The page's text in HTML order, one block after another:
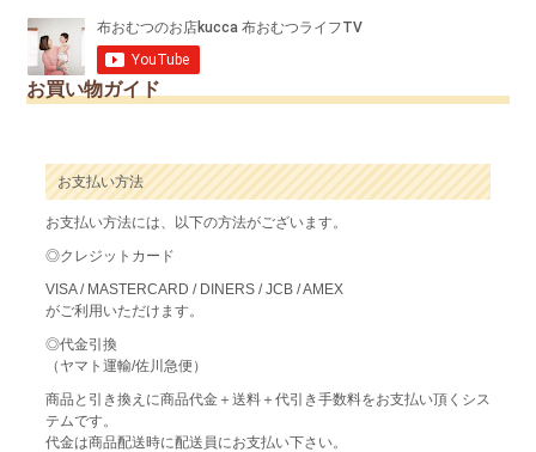
お買い物ガイド
お支払い方法
お支払い方法には、以下の方法がございます。
◎クレジットカード
VISA / MASTERCARD / DINERS / JCB / AMEX
がご利用いただけます。
◎代金引換
（ヤマト運輸/佐川急便）
商品と引き換えに商品代金＋送料＋代引き手数料をお支払い頂くシス
テムです。
代金は商品配送時に配送員にお支払い下さい。